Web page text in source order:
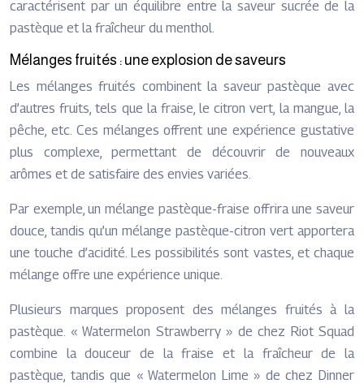
caractérisent par un équilibre entre la saveur sucrée de la
pastèque et la fraîcheur du menthol.
Mélanges fruités : une explosion de saveurs
Les mélanges fruités combinent la saveur pastèque avec
d’autres fruits, tels que la fraise, le citron vert, la mangue, la
pêche, etc. Ces mélanges offrent une expérience gustative
plus complexe, permettant de découvrir de nouveaux
arômes et de satisfaire des envies variées.
Par exemple, un mélange pastèque-fraise offrira une saveur
douce, tandis qu’un mélange pastèque-citron vert apportera
une touche d’acidité. Les possibilités sont vastes, et chaque
mélange offre une expérience unique.
Plusieurs marques proposent des mélanges fruités à la
pastèque. « Watermelon Strawberry » de chez Riot Squad
combine la douceur de la fraise et la fraîcheur de la
pastèque, tandis que « Watermelon Lime » de chez Dinner